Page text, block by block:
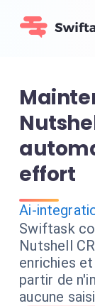
effort
Ai-
Swiftask
Nutshell
enrichies
partir de
aucune